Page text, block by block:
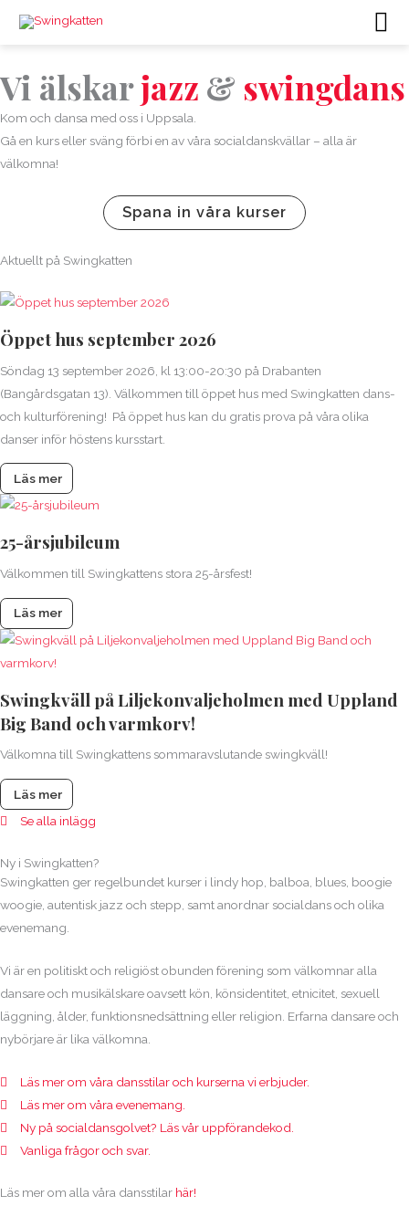
Vi älskarjazz & swingdans
Kom och dansa med oss i Uppsala.
Gå en kurs eller sväng förbi en av våra socialdanskvällar – alla är
välkomna!
Spana in våra kurser
Aktuellt på Swingkatten
Öppet hus september 2026
Söndag 13 september 2026, kl 13:00-20:30 på Drabanten
(Bangårdsgatan 13). Välkommen till öppet hus med Swingkatten dans-
och kulturförening! På öppet hus kan du gratis prova på våra olika
danser inför höstens kursstart.
Läs mer
25-årsjubileum
Välkommen till Swingkattens stora 25-årsfest!
Läs mer
Swingkväll på Liljekonvaljeholmen med Uppland
Big Band och varmkorv!
Välkomna till Swingkattens sommaravslutande swingkväll!
Läs mer
Se alla inlägg
Ny i Swingkatten?
Swingkatten ger regelbundet kurser i lindy hop, balboa, blues, boogie
woogie, autentisk jazz och stepp, samt anordnar socialdans och olika
evenemang.
Vi är en politiskt och religiöst obunden förening som välkomnar alla
dansare och musikälskare oavsett kön, könsidentitet, etnicitet, sexuell
läggning, ålder, funktionsnedsättning eller religion. Erfarna dansare och
nybörjare är lika välkomna.
Läs mer om våra dansstilar och kurserna vi erbjuder.
Läs mer om våra evenemang.
Ny på socialdansgolvet? Läs vår uppförandekod.
Vanliga frågor och svar.
Läs mer om alla våra dansstilar här!